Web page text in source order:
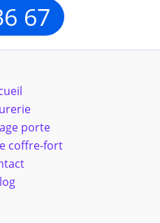
67
porte
coffre-fort